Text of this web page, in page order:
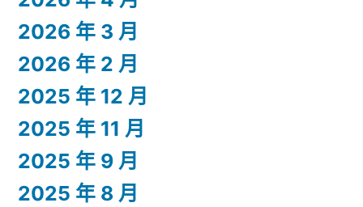
2026 年 3 月
2026 年 2 月
2025 年 12 月
2025 年 11 月
2025 年 9 月
2025 年 8 月